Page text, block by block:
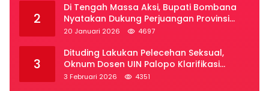
2
Di Tengah Massa Aksi, Bupati Bombana
Nyatakan Dukung Perjuangan Provinsi
Luwu Raya
20 Januari 2026 4697
3
Dituding Lakukan Pelecehan Seksual,
Oknum Dosen UIN Palopo Klarifikasi
Kronologi
3 Februari 2026 4351